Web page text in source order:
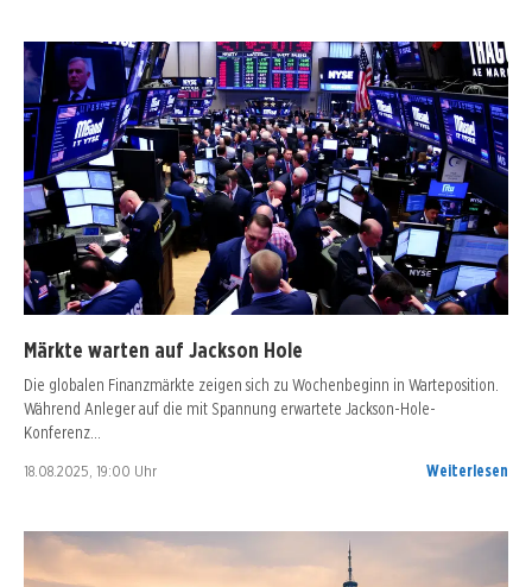
Märkte warten auf Jackson Hole
Die globalen Finanzmärkte zeigen sich zu Wochenbeginn in Warteposition.
Während Anleger auf die mit Spannung erwartete Jackson-Hole-
Konferenz…
18.08.2025, 19:00 Uhr Weiterlesen